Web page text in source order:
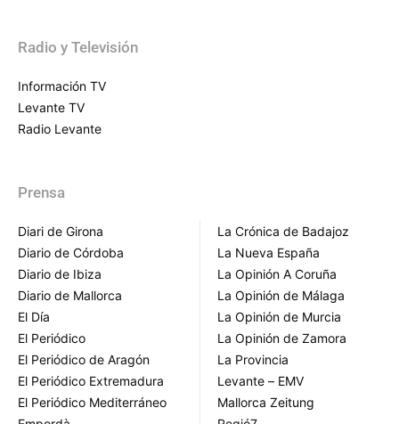
Radio y Televisión
Información TV
Levante TV
Radio Levante
Prensa
Diari de Girona
Diario de Córdoba
Diario de Ibiza
Diario de Mallorca
El Día
El Periódico
El Periódico de Aragón
El Periódico Extremadura
El Periódico Mediterráneo
La Crónica de Badajoz
La Nueva España
La Opinión A Coruña
La Opinión de Málaga
La Opinión de Murcia
La Opinión de Zamora
La Provincia
Levante – EMV
Mallorca Zeitung